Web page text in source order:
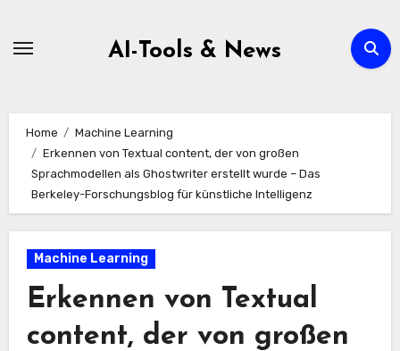
AI-Tools & News
Home
Machine Learning
Erkennen von Textual content, der von großen
Sprachmodellen als Ghostwriter erstellt wurde – Das
Berkeley-Forschungsblog für künstliche Intelligenz
Machine Learning
Erkennen von Textual
content, der von großen